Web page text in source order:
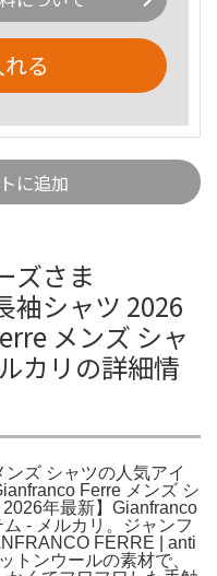
る
に追加
ズさま
袖シャツ 2026
メンズ シャ
カリの詳細情
ズ シャツの人気アイ
Ferre メンズ シ
年最新】Gianfranco
- メルカリ。ジャンフ
FERRE | anti
トンウールの素材で、